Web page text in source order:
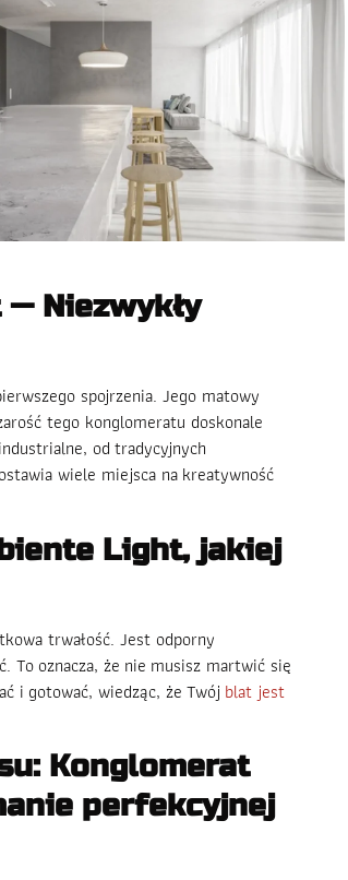
Niezwykły
spojrzenia. Jego matowy
tego konglomeratu doskonale
od tradycyjnych
wiele miejsca na kreatywność
Light, jakiej
trwałość. Jest odporny
To oznacza, że nie musisz martwić się
i gotować, wiedząc, że Twój blat jest
Konglomerat
perfekcyjnej